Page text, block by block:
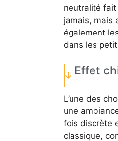
neutralité fait
jamais, mais
également
dans les
Effet
L’une des
une
fois discrète
classique,